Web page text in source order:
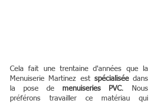
Cela fait une trentaine d'années que la
Menuiserie Martinez est spécialiséedans
la pose de menuiseries PVC. Nous
préférons travailler ce matériau qui